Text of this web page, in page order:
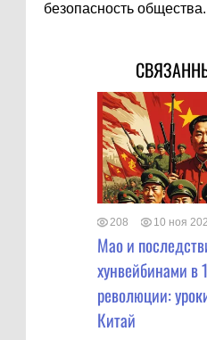
безопасность общества.
208 10 ноя
Мао и
хунвейбинами в
революции:
Китай